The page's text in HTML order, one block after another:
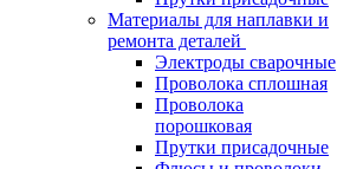
Материалы для наплавки и
ремонта деталей
Электроды сварочные
Проволока сплошная
Проволока
порошковая
Прутки присадочные